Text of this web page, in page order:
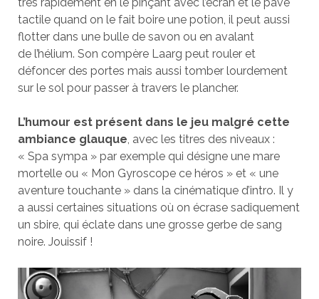
tactile quand on le fait boire une potion, il peut aussi
flotter dans une bulle de savon ou en avalant
de l’hélium. Son compère Laarg peut rouler et
défoncer des portes mais aussi tomber lourdement
sur le sol pour passer à travers le plancher.
L’humour est présent dans le jeu malgré cette
ambiance glauque, avec les titres des niveaux :
« Spa sympa » par exemple qui désigne une mare
mortelle ou « Mon Gyroscope ce héros » et « une
aventure touchante » dans la cinématique d’intro. Il y
a aussi certaines situations où on écrase sadiquement
un sbire, qui éclate dans une grosse gerbe de sang
noire. Jouissif !